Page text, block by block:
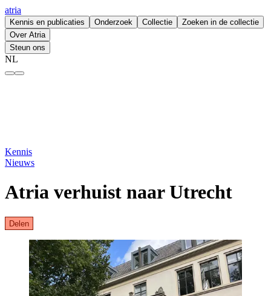
atria
Kennis en publicaties Onderzoek Collectie
Zoeken in de collectie
Over Atria
Steun ons
NL
Kennis
Nieuws
Atria verhuist naar Utrecht
Delen